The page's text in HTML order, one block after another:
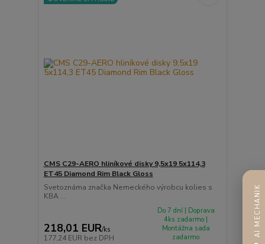
CMS C29-AERO hliníkové disky 9,5x19 5x114,3
ET45 Diamond Rim Black Gloss
Svetoznáma značka Nemeckého výrobcu kolies s
KBA ...
218,01 EUR/ks
177,24 EUR bez DPH
Do 7 dní | Doprava
4ks zadarmo |
Montážna sada
zadarmo
AI MECHANIK